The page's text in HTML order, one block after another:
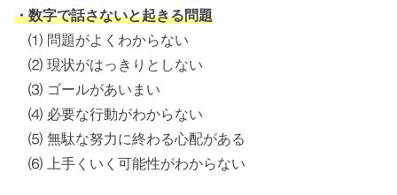
・数字で話さないと起きる問題
⑴ 問題がよくわからない
⑵ 現状がはっきりとしない
⑶ ゴールがあいまい
⑷ 必要な行動がわからない
⑸ 無駄な努力に終わる心配がある
⑹ 上手くいく可能性がわからない